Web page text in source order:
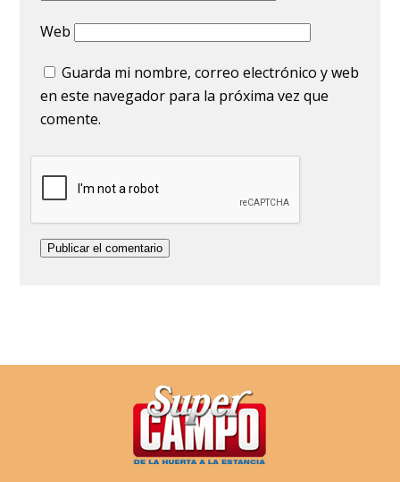
Web
Guarda mi nombre, correo electrónico y web
en este navegador para la próxima vez que
comente.